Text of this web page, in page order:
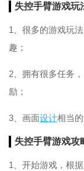
失控手臂游戏玩
1、很多的游戏玩
趣；
2、拥有很多任务
励；
3、画面设计相当
失控手臂游戏攻
1、开始游戏，根